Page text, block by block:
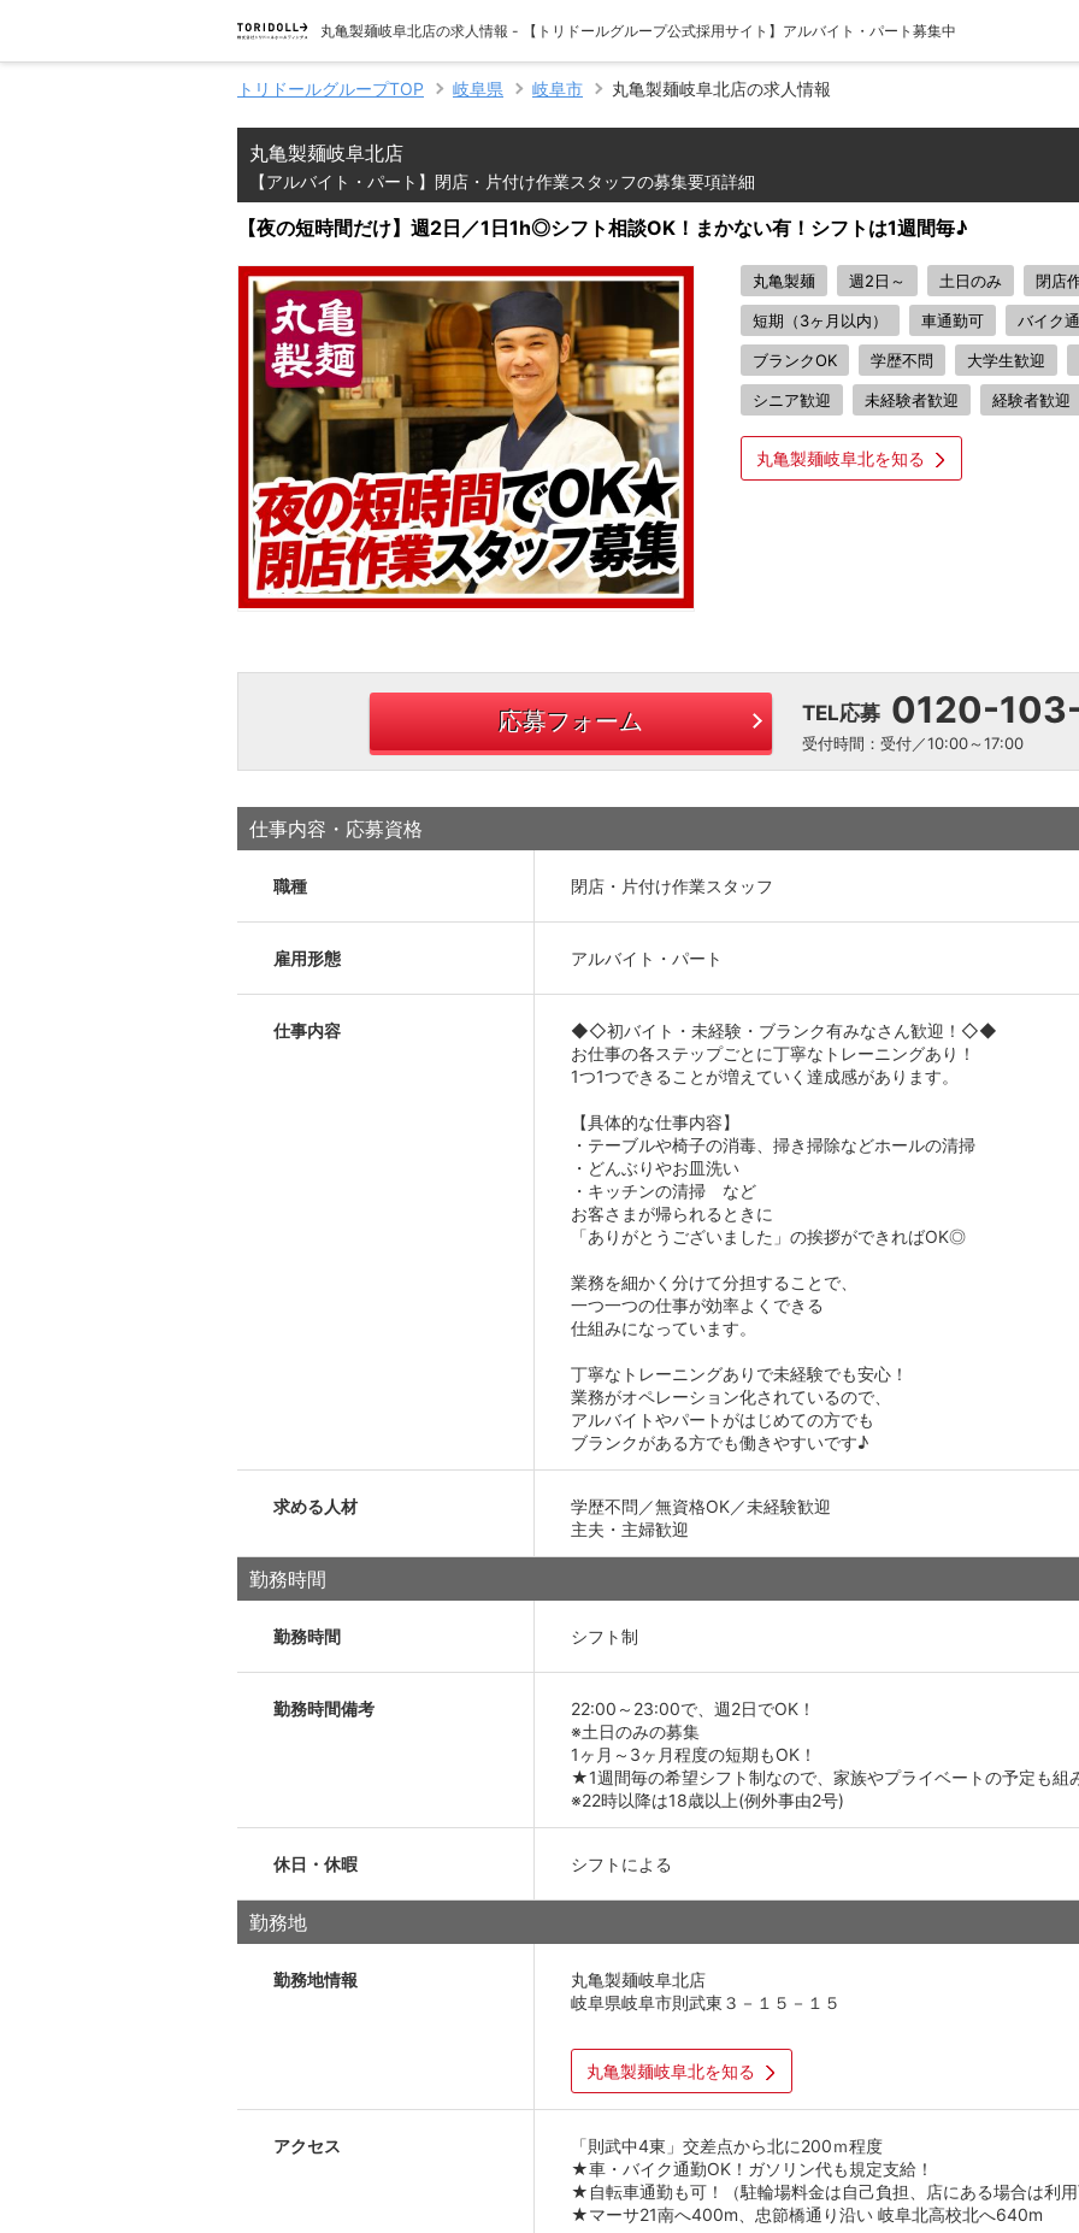
丸亀製麺岐阜北店の求人情報 - 【トリドールグループ公式採用サイト】アルバイト・パート募集中
トリドールグループTOP 岐阜県 岐阜市 丸亀製麺岐阜北店の求人情報
丸亀製麺岐阜北店
【アルバイト・パート】閉店・片付け作業スタッフの募集要項詳細
【夜の短時間だけ】週2日／1日1h◎シフト相談OK！まかない有！シフトは1週間毎♪
丸亀製麺 週2日～ 土日のみ 閉店
短期（3ヶ月以内） 車通勤可 バイク
ブランクOK 学歴不問 大学生歓迎
シニア歓迎 未経験者歓迎 経験者歓迎
丸亀製麺岐阜北を知る
応募フォーム TEL応募 0120-
受付時間：受付／10:00～17:00
仕事内容・応募資格
職種 閉店・片付け作業スタッフ
雇用形態 アルバイト・パート
仕事内容
◆◇初バイト・未経験・ブランク有みなさん歓迎！◇◆
お仕事の各ステップごとに丁寧なトレーニングあり！
1つ1つできることが増えていく達成感があります。
【具体的な仕事内容】
・テーブルや椅子の消毒、掃き掃除などホールの清掃
・どんぶりやお皿洗い
・キッチンの清掃 など
お客さまが帰られるときに
「ありがとうございました」の挨拶ができればOK◎
業務を細かく分けて分担することで、
一つ一つの仕事が効率よくできる
仕組みになっています。
丁寧なトレーニングありで未経験でも安心！
業務がオペレーション化されているので、
アルバイトやパートがはじめての方でも
ブランクがある方でも働きやすいです♪
求める人材
学歴不問／無資格OK／未経験歓迎
主夫・主婦歓迎
勤務時間
勤務時間 シフト制
勤務時間備考
22:00～23:00で、週2日でOK！
※土日のみの募集
1ヶ月～3ヶ月程度の短期もOK！
★1週間毎の希望シフト制なので、家族やプライベートの予定も組
※22時以降は18歳以上(例外事由2号)
休日・休暇 シフトによる
勤務地
勤務地情報
丸亀製麺岐阜北店
岐阜県岐阜市則武東３－１５－１５
丸亀製麺岐阜北を知る
アクセス
「則武中4東」交差点から北に200ｍ程度
★車・バイク通勤OK！ガソリン代も規定支給！
★自転車通勤も可！（駐輪場料金は自己負担、店にある場合は利
★マーサ21南へ400m、忠節橋通り沿い 岐阜北高校北へ640m